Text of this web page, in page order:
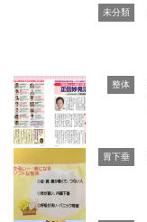
未分類
整体
胃下垂